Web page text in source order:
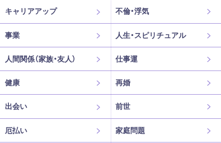
キャリアアップ 不倫・浮気
事業 人生・スピリチュアル
人間関係（家族・友人） 仕事運
健康 再婚
出会い 前世
厄払い 家庭問題